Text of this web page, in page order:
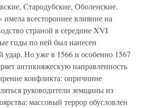
Стародубские, Оболенские.
имела всестороннее влияние на
страной в середине XVI
годы по ней был нанесен
удар. Но уже в 1566 и особенно 1567
антикняжескую направленность
конфликта: опричнине
руководители земщины из
массовый террор обусловлен